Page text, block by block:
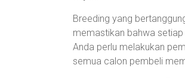
Breeding yang
memastikan bahwa
Anda perlu melakukan
semua calon pembeli